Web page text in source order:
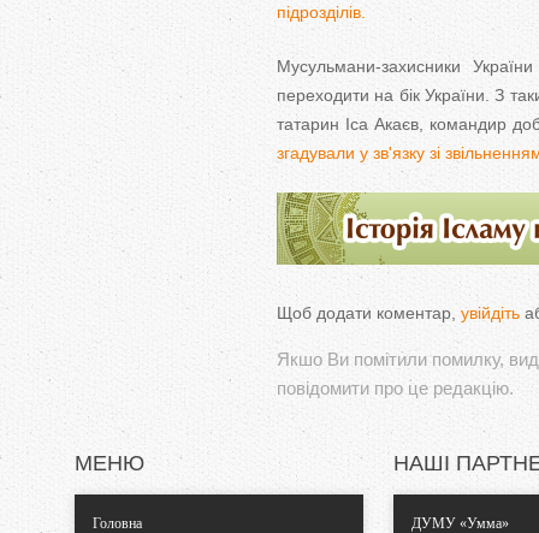
підрозділів.
Мусульмани-захисники
переходити на бік України. З
татарин Іса Акаєв, командир
згадували у зв'язку зі
Щоб додати коментар, увійдіть
Якшо Ви помітили помилку,
повідомити про це редакцію.
МЕНЮ
Головна
НАШІ
ДУМУ «Умма»